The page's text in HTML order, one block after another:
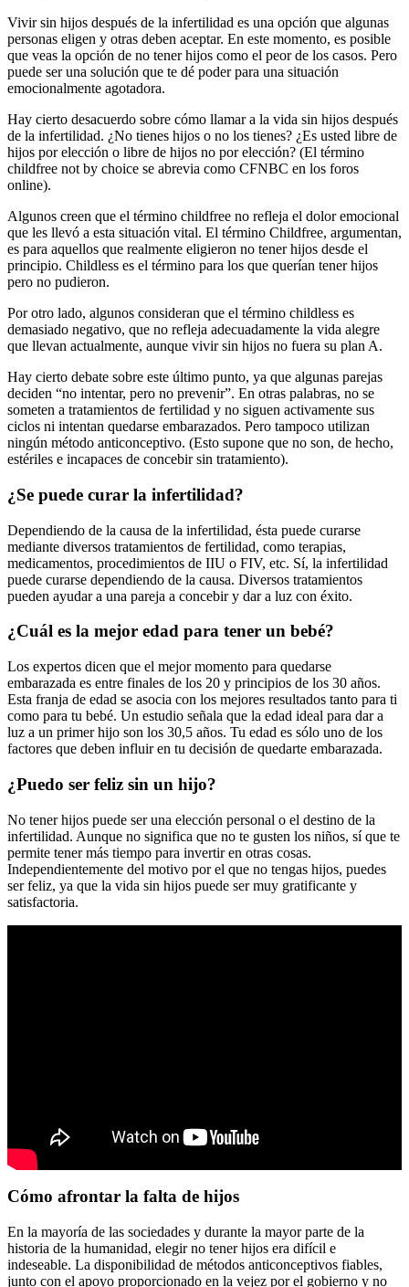
Vivir sin hijos después de la infertilidad es una opción que algunas
personas eligen y otras deben aceptar. En este momento, es posible
que veas la opción de no tener hijos como el peor de los casos. Pero
puede ser una solución que te dé poder para una situación
emocionalmente agotadora.
Hay cierto desacuerdo sobre cómo llamar a la vida sin hijos después
de la infertilidad. ¿No tienes hijos o no los tienes? ¿Es usted libre de
hijos por elección o libre de hijos no por elección? (El término
childfree not by choice se abrevia como CFNBC en los foros
online).
Algunos creen que el término childfree no refleja el dolor emocional
que les llevó a esta situación vital. El término Childfree, argumentan,
es para aquellos que realmente eligieron no tener hijos desde el
principio. Childless es el término para los que querían tener hijos
pero no pudieron.
Por otro lado, algunos consideran que el término childless es
demasiado negativo, que no refleja adecuadamente la vida alegre
que llevan actualmente, aunque vivir sin hijos no fuera su plan A.
Hay cierto debate sobre este último punto, ya que algunas parejas
deciden “no intentar, pero no prevenir”. En otras palabras, no se
someten a tratamientos de fertilidad y no siguen activamente sus
ciclos ni intentan quedarse embarazados. Pero tampoco utilizan
ningún método anticonceptivo. (Esto supone que no son, de hecho,
estériles e incapaces de concebir sin tratamiento).
¿Se puede curar la infertilidad?
Dependiendo de la causa de la infertilidad, ésta puede curarse
mediante diversos tratamientos de fertilidad, como terapias,
medicamentos, procedimientos de IIU o FIV, etc. Sí, la infertilidad
puede curarse dependiendo de la causa. Diversos tratamientos
pueden ayudar a una pareja a concebir y dar a luz con éxito.
¿Cuál es la mejor edad para tener un bebé?
Los expertos dicen que el mejor momento para quedarse
embarazada es entre finales de los 20 y principios de los 30 años.
Esta franja de edad se asocia con los mejores resultados tanto para ti
como para tu bebé. Un estudio señala que la edad ideal para dar a
luz a un primer hijo son los 30,5 años. Tu edad es sólo uno de los
factores que deben influir en tu decisión de quedarte embarazada.
¿Puedo ser feliz sin un hijo?
No tener hijos puede ser una elección personal o el destino de la
infertilidad. Aunque no significa que no te gusten los niños, sí que te
permite tener más tiempo para invertir en otras cosas.
Independientemente del motivo por el que no tengas hijos, puedes
ser feliz, ya que la vida sin hijos puede ser muy gratificante y
satisfactoria.
Cómo afrontar la falta de hijos
En la mayoría de las sociedades y durante la mayor parte de la
historia de la humanidad, elegir no tener hijos era difícil e
indeseable. La disponibilidad de métodos anticonceptivos fiables,
junto con el apoyo proporcionado en la vejez por el gobierno y no